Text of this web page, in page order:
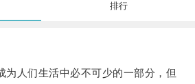
排行
人们生活中必不可少的一部分，但